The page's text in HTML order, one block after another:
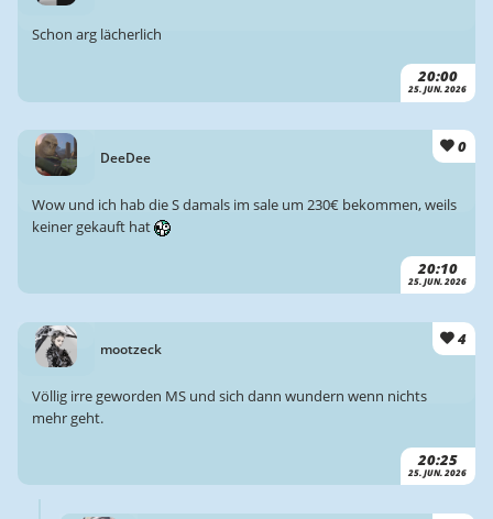
20:00
25. JUN. 2026
Schon arg lächerlich
DeeDee
0
20:10
25. JUN. 2026
Wow und ich hab die S damals im sale um 230€ bekommen, weils
keiner gekauft hat
mootzeck
4
20:25
25. JUN. 2026
Völlig irre geworden MS und sich dann wundern wenn nichts
mehr geht.